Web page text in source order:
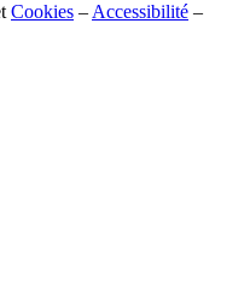
Cookies – Accessibilité –